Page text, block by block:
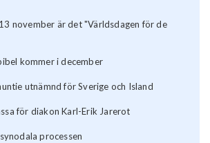
november är det "Världsdagen för de
kommer i december
utnämnd för Sverige och Island
för diakon Karl-Erik Jarerot
processen